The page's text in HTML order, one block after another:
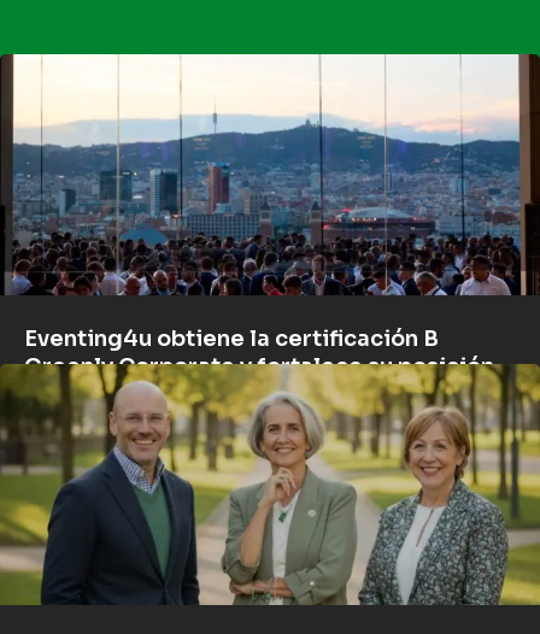
Eventing4u obtiene la certificación B
Greenly Corporate y fortalece su posición
como empresa sostenible.
La sostenibilidad corporativa ya no es un simple detalle en el
sitio web de una empresa. Es gestión, riesgo, reputación,
cumplimiento normativo, eficiencia y, cada vez más,...